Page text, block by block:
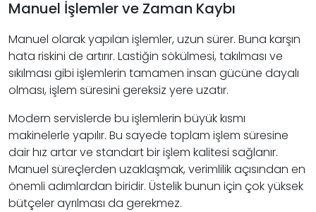
Manuel İşlemler ve Zaman Kaybı
Manuel olarak yapılan işlemler, uzun sürer. Buna karşın
hata riskini de artırır. Lastiğin sökülmesi, takılması ve
sıkılması gibi işlemlerin tamamen insan gücüne dayalı
olması, işlem süresini gereksiz yere uzatır.
Modern servislerde bu işlemlerin büyük kısmı
makinelerle yapılır. Bu sayede toplam işlem süresine
dair hız artar ve standart bir işlem kalitesi sağlanır.
Manuel süreçlerden uzaklaşmak, verimlilik açısından en
önemli adımlardan biridir. Üstelik bunun için çok yüksek
bütçeler ayrılması da gerekmez.